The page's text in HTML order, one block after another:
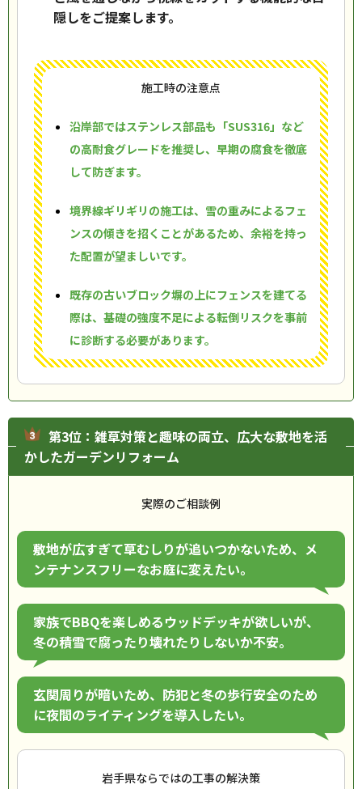
隠しをご提案します。
施工時の注意点
沿岸部ではステンレス部品も「SUS316」など
の高耐食グレードを推奨し、早期の腐食を徹底
して防ぎます。
境界線ギリギリの施工は、雪の重みによるフェ
ンスの傾きを招くことがあるため、余裕を持っ
た配置が望ましいです。
既存の古いブロック塀の上にフェンスを建てる
際は、基礎の強度不足による転倒リスクを事前
に診断する必要があります。
第3位：雑草対策と趣味の両立、広大な敷地を活
かしたガーデンリフォーム
実際のご相談例
敷地が広すぎて草むしりが追いつかないため、メ
ンテナンスフリーなお庭に変えたい。
家族でBBQを楽しめるウッドデッキが欲しいが、
冬の積雪で腐ったり壊れたりしないか不安。
玄関周りが暗いため、防犯と冬の歩行安全のため
に夜間のライティングを導入したい。
岩手県ならではの工事の解決策